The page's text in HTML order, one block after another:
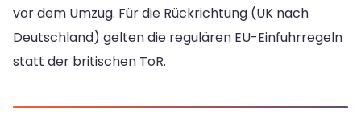
vor dem Umzug. Für die Rückrichtung (UK nach
Deutschland) gelten die regulären EU-Einfuhrregeln
statt der britischen ToR.